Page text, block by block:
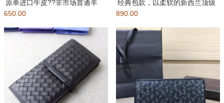
原单进口牛皮??非市场普通羊
皮】性价比极高??宝堤嘉?? 高
650.00
经典包款，以柔软的新西兰顶级
胎牛皮融合新颖的Micro-Ma
890.00